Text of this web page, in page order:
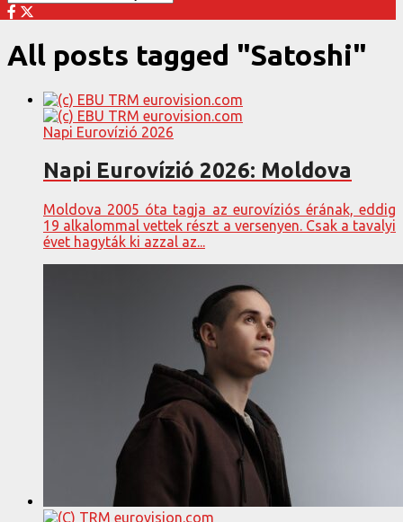
All posts tagged "Satoshi"
Napi Eurovízió 2026
Napi Eurovízió 2026: Moldova
Moldova 2005 óta tagja az eurovíziós érának, eddig
19 alkalommal vettek részt a versenyen. Csak a tavalyi
évet hagyták ki azzal az...